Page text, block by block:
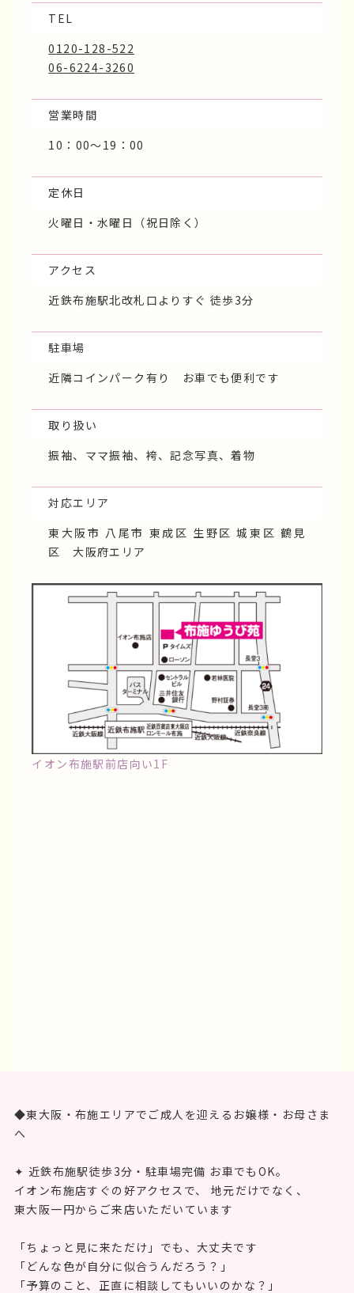
TEL
0120-128-522
06-6224-3260
営業時間
10：00～19：00
定休日
火曜日・水曜日（祝日除く）
アクセス
近鉄布施駅北改札口よりすぐ 徒歩3分
駐車場
近隣コインパーク有り お車でも便利です
取り扱い
振袖、ママ振袖、袴、記念写真、着物
対応エリア
東大阪市 八尾市 東成区 生野区 城東区 鶴見
区 大阪府エリア
イオン布施駅前店向い1F
◆東大阪・布施エリアでご成人を迎えるお嬢様・お母さま
へ
✦ 近鉄布施駅徒歩3分・駐車場完備 お車でもOK。
イオン布施店すぐの好アクセスで、 地元だけでなく、
東大阪一円からご来店いただいています
「ちょっと見に来ただけ」でも、大丈夫です
「どんな色が自分に似合うんだろう？」
「予算のこと、正直に相談してもいいのかな？」